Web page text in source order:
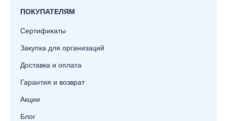
ПОКУПАТЕЛЯМ
Сертификаты
Закупка для организаций
Доставка и оплата
Гарантия и возврат
Акции
Блог